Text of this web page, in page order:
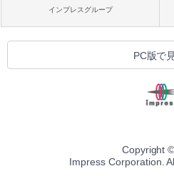
インプレスグループ
PC版で
Copyright ©
Impress Corporation.